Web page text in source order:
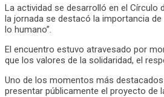
La actividad se desarrolló en el Círculo
la jornada se destacó la importancia
lo humano”.
El encuentro estuvo atravesado por
que los valores de la solidaridad, el
Uno de los momentos más
presentar públicamente el proyecto de